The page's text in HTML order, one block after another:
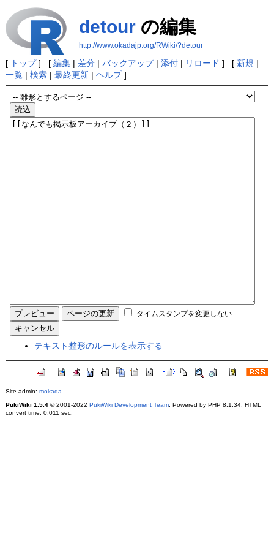
detourの編集
http://www.okadajp.org/RWiki/?detour
[ トップ] [ 編集| 差分| バックアップ| 添付| リロード ] [ 新規 |
一覧| 検索| 最終更新| ヘルプ]
タイムスタンプを変更しない
テキスト整形のルールを表示する
Site admin: mokada
PukiWiki 1.5.4© 2001-2022 PukiWiki Development Team. Powered by PHP 8.1.34. HTML
convert time: 0.011 sec.